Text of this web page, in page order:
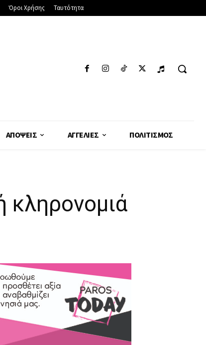
Όροι Χρήσης Ταυτότητα
ΑΠΌΨΕΙΣ ΑΓΓΕΛΊΕΣ ΠΟΛΙΤΙΣΜΌΣ
κληρονομιά